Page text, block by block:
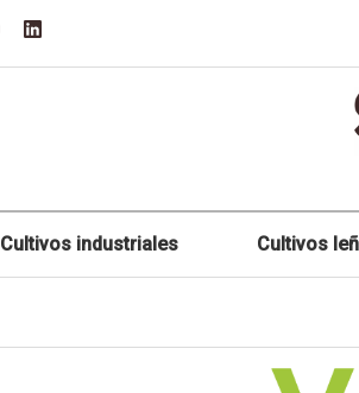
Cultivos industriales Cultivos